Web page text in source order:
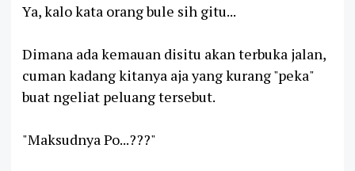
Ya, kalo kata orang bule sih gitu...
Dimana ada kemauan disitu akan terbuka jalan,
cuman kadang kitanya aja yang kurang "peka"
buat ngeliat peluang tersebut.
"Maksudnya Po...???"